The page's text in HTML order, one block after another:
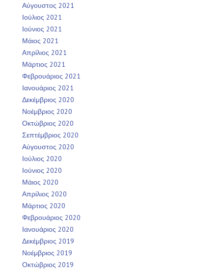
Αύγουστος 2021
Ιούλιος 2021
Ιούνιος 2021
Μάιος 2021
Απρίλιος 2021
Μάρτιος 2021
Φεβρουάριος 2021
Ιανουάριος 2021
Δεκέμβριος 2020
Νοέμβριος 2020
Οκτώβριος 2020
Σεπτέμβριος 2020
Αύγουστος 2020
Ιούλιος 2020
Ιούνιος 2020
Μάιος 2020
Απρίλιος 2020
Μάρτιος 2020
Φεβρουάριος 2020
Ιανουάριος 2020
Δεκέμβριος 2019
Νοέμβριος 2019
Οκτώβριος 2019